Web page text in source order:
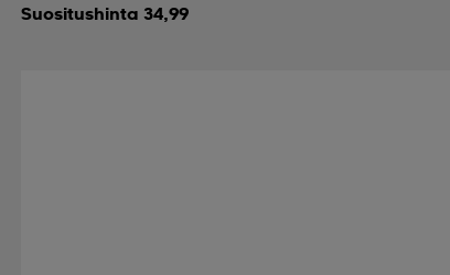
Suositushinta 34,99